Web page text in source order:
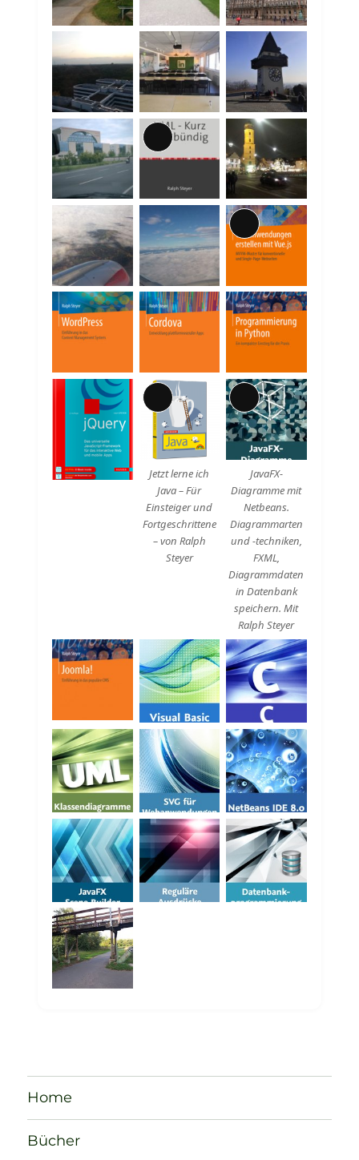
Lange
Beschreibung
Lange
Beschreibung
Lange
Beschreibung
Jetzt lerne ich
Java – Für
Einsteiger und
Fortgeschrittene
– von Ralph
Steyer
Lange
Beschreibung
JavaFX-
Diagramme mit
Netbeans.
Diagrammarten
und -techniken,
FXML,
Diagrammdaten
in Datenbank
speichern. Mit
Ralph Steyer
Home
Bücher